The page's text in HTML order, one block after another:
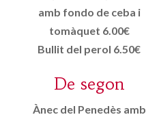
amb fondo de ceba i
tomàquet 6.00€
Bullit del perol 6.50€
De segon
Ànec del Penedès amb